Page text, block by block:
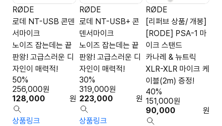
RØDE
로데 NT-USB 콘덴
서마이크
노이즈 잡는데는 끝
판왕! 고급스러운 디
자인이 매력적!
128,000 원
256,000원
50%
상품링크
RØDE
로데 NT-USB+ 콘
덴서마이크
노이즈 잡는데는 끝
판왕! 고급스러운 디
자인이 매력적!
223,000 원
319,000원
30%
상품링크
RØDE
[리퍼브 상품/ 개봉]
[RODE] PSA-1 마
이크 스탠드
카나레 & 뉴트릭
XLR-XLR 마이크 케
이블(2m) 증정!
90,000 원
151,000원
40%